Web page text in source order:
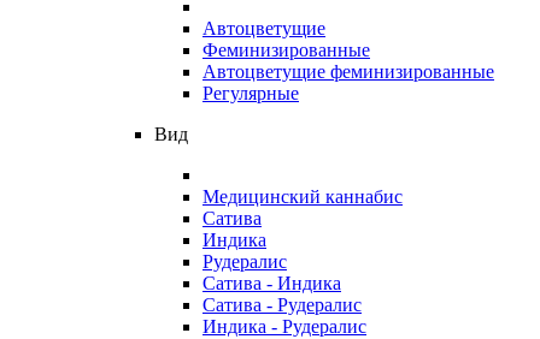
Автоцветущие
Феминизированные
Автоцветущие феминизированные
Регулярные
Вид
Медицинский каннабис
Сатива
Индика
Рудералис
Сатива - Индика
Сатива - Рудералис
Индика - Рудералис